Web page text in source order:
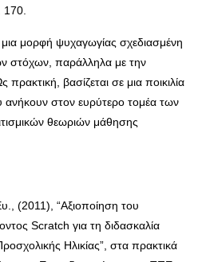
μορφή ψυχαγωγίας σχεδιασμένη
στόχων, παράλληλα με την
βασίζεται σε μια ποικιλία
στον ευρύτερο τομέα των
θεωριών μάθησης
(2011), “Αξιοποίηση του
Scratch για τη διδασκαλία
Ηλικίας”, στα πρακτικά